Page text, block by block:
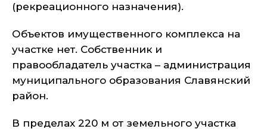
(рекреационного назначения).
Объектов имущественного комплекса на
участке нет. Собственник и
правообладатель участка – администрация
муниципального образования Славянский
район.
В пределах 220 м от земельного участка